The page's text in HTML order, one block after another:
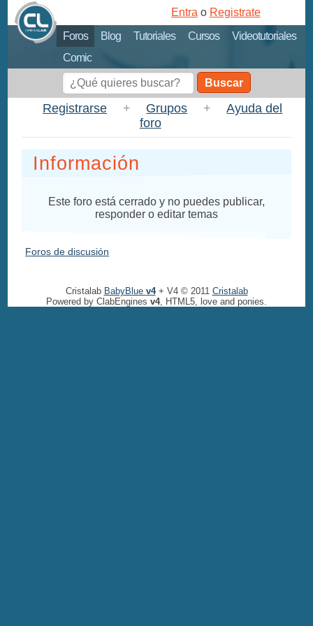
Foros Blog Tutoriales Cursos
Videotutoriales
Comic
Entra o Registrate
Buscar
Registrarse + Grupos +
Ayuda del
foro
Información
Este foro está cerrado y no puedes publicar,
responder o editar temas
Foros de discusión
Cristalab BabyBlue v4+ V4 © 2011 Cristalab
Powered by ClabEngines v4, HTML5, love and ponies.